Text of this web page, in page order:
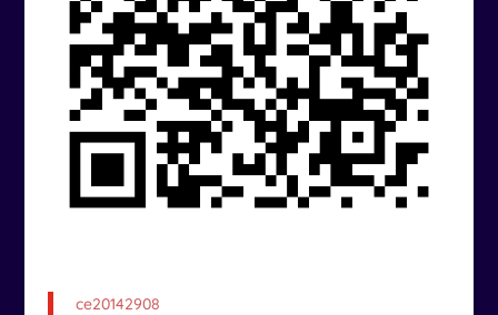
ce20142908